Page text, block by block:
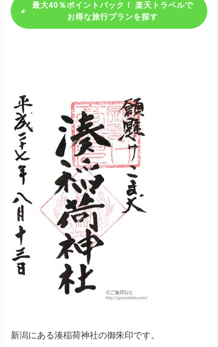
最大40％ポイントバック！ 楽天トラベルで
お得な旅行プランを探す
新潟にある湊稲荷神社の御朱印です。